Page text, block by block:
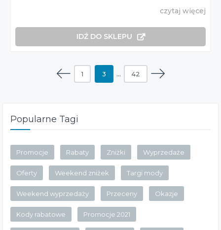
czytaj więcej
IDŹ DO SKLEPU
1 3 … 42
Popularne Tagi
Promocje Rabaty Zniżki Wyprzedaże
Oferty Weekend zniżek Targi mody
Weekend wyprzedaży Przeceny Okazje
Kody rabatowe Promocje 2021